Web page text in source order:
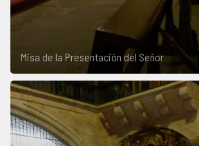
Misa de la Presentación del Señor